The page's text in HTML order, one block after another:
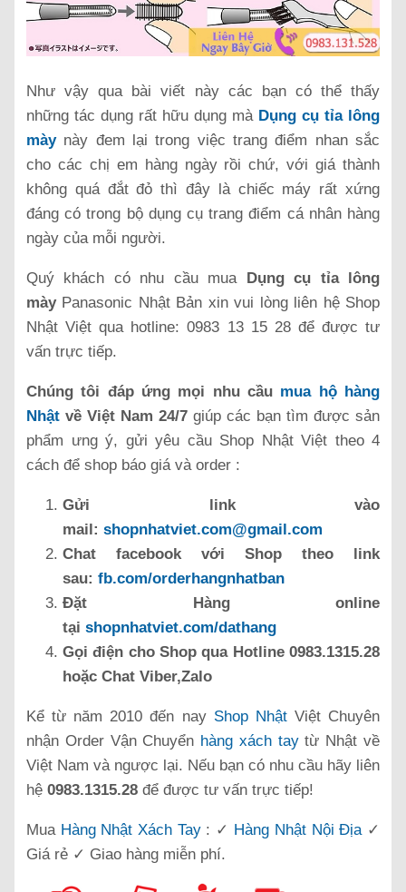
Như vậy qua bài viết này các bạn có thể thấy
những tác dụng rất hữu dụng mà Dụng cụ tỉa lông
màynày đem lại trong việc trang điểm nhan sắc
cho các chị em hàng ngày rồi chứ, với giá thành
không quá đắt đỏ thì đây là chiếc máy rất xứng
đáng có trong bộ dụng cụ trang điểm cá nhân hàng
ngày của mỗi người.
Quý khách có nhu cầu mua Dụng cụ tỉa lông
màyPanasonic Nhật Bản xin vui lòng liên hệ Shop
Nhật Việt qua hotline: 0983 13 15 28 để được tư
vấn trực tiếp.
Chúng tôi đáp ứng mọi nhu cầu mua hộ hàng
Nhật về Việt Nam 24/7 giúp các bạn tìm được sản
phẩm ưng ý, gửi yêu cầu Shop Nhật Việt theo 4
cách để shop báo giá và order :
Gửi link vào
mail: shopnhatviet.com@gmail.com
Chat facebook với Shop theo link
sau: fb.com/orderhangnhatban
Đặt Hàng online
tại shopnhatviet.com/dathang
Gọi điện cho Shop qua Hotline 0983.1315.28
hoặc Chat Viber,Zalo
Kể từ năm 2010 đến nay Shop NhậtViệt Chuyên
nhận Order Vận Chuyển hàng xách taytừ Nhật về
Việt Nam và ngược lại. Nếu bạn có nhu cầu hãy liên
hệ 0983.1315.28 để được tư vấn trực tiếp!
Mua Hàng Nhật Xách Tay: ✓ Hàng Nhật Nội Địa✓
Giá rẻ ✓ Giao hàng miễn phí.